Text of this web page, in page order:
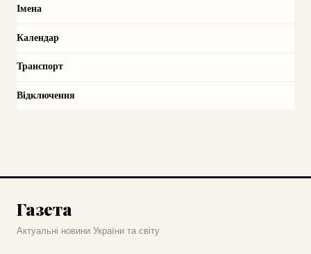
Імена
Календар
Транспорт
Відключення
Газета
Актуальні новини України та світу